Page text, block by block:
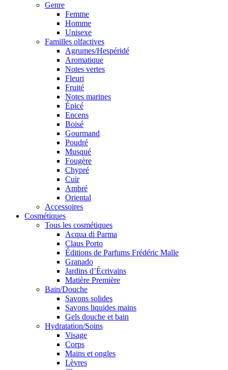
Genre
Femme
Homme
Unisexe
Familles olfactives
Agrumes/Hespéridé
Aromatique
Notes vertes
Fleuri
Fruité
Notes marines
Épicé
Encens
Boisé
Gourmand
Poudré
Musqué
Fougère
Chypré
Cuir
Ambré
Oriental
Accessoires
Cosmétiques
Tous les cosmétiques
Acqua di Parma
Claus Porto
Éditions de Parfums Frédéric Malle
Granado
Jardins d’Écrivains
Matière Première
Bain/Douche
Savons solides
Savons liquides mains
Gels douche et bain
Hydratation/Soins
Visage
Corps
Mains et ongles
Lèvres